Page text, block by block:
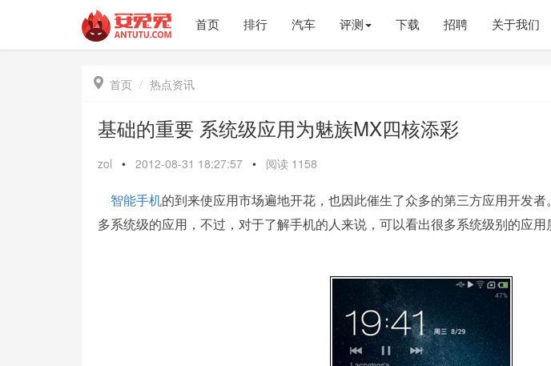
首页 排行 汽车 评测 下载 招聘 关于我们
 首页 热点资讯
基础的重要 系统级应用为魅族MX四核添彩
zol • 2012-08-31 18:27:57 • 阅读 1158
智能手机的到来使应用市场遍地开花，也因此催生了众多的第三方应用开发者
多系统级的应用，不过，对于了解手机的人来说，可以看出很多系统级别的应用